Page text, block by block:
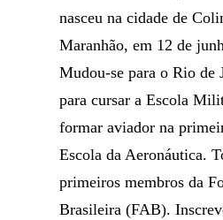
nasceu na cidade de
Maranhão, em 12 de
Mudou-se para o Rio de
para cursar a Escola
formar aviador na
Escola da Aeronáutica.
primeiros membros da
Brasileira (FAB).